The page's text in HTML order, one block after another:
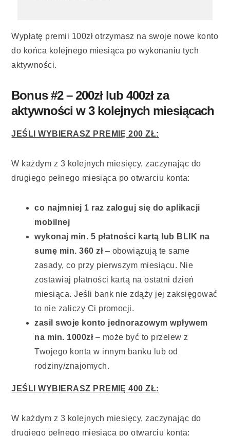
Wypłatę premii 100zł otrzymasz na swoje nowe konto
do końca kolejnego miesiąca po wykonaniu tych
aktywności.
Bonus #2 – 200zł lub 400zł za
aktywności w 3 kolejnych miesiącach
JEŚLI WYBIERASZ PREMIĘ 200 ZŁ:
W każdym z 3 kolejnych miesięcy, zaczynając do
drugiego pełnego miesiąca po otwarciu konta:
co najmniej 1 raz zaloguj się do aplikacji
mobilnej
wykonaj min. 5 płatności kartą lub BLIK na
sumę min. 360 zł– obowiązują te same
zasady, co przy pierwszym miesiącu. Nie
zostawiaj płatności kartą na ostatni dzień
miesiąca. Jeśli bank nie zdąży jej zaksięgować
to nie zaliczy Ci promocji.
zasil swoje konto jednorazowym wpływem
na min. 1000zł – może być to przelew z
Twojego konta w innym banku lub od
rodziny/znajomych.
JEŚLI WYBIERASZ PREMIĘ 400 ZŁ:
W każdym z 3 kolejnych miesięcy, zaczynając do
drugiego pełnego miesiąca po otwarciu konta: